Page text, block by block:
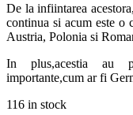
De la infiintarea
continua si acum este o
Austria, Polonia si
In plus,acestia au
importante,cum ar fi
116 in stock